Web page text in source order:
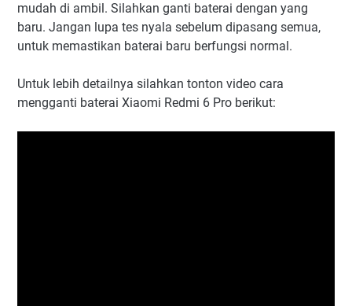
mudah di ambil. Silahkan ganti baterai dengan yang
baru. Jangan lupa tes nyala sebelum dipasang semua,
untuk memastikan baterai baru berfungsi normal.
Untuk lebih detailnya silahkan tonton video cara
mengganti baterai Xiaomi Redmi 6 Pro berikut: